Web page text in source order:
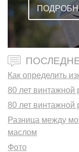
Как определить
80 лет винтажной
80 лет винтажной
Разница между
маслом
Фото